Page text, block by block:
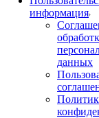
информация
данных